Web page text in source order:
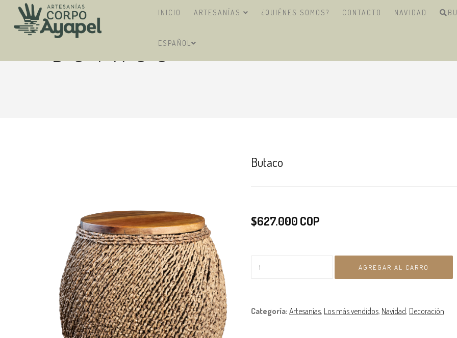
INICIO ARTESANÍAS ¿QUIÉNES SOMOS? CONTACTO NAVIDAD
ESPAÑOL
BUTACO
Butaco
$627.000 COP
Categoría: Artesanías, Los más vendidos, Navidad, Decoración